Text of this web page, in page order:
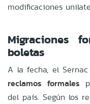
modificaciones
Migraciones
boletas
A la fecha, el
reclamos formales
del país. Según los